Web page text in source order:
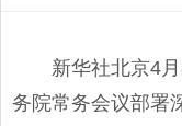
新华社北京4
务院常务会议部署